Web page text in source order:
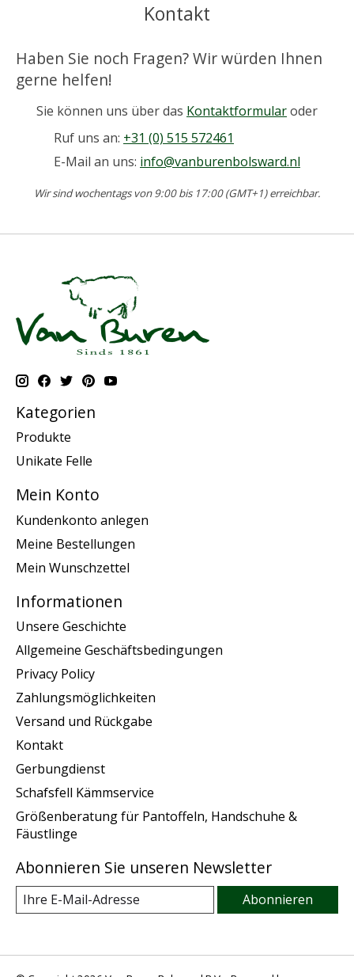
Kontakt
Haben Sie noch Fragen? Wir würden Ihnen
gerne helfen!
Sie können uns über das Kontaktformularoder
Ruf uns an: +31 (0) 515 572461
E-Mail an uns: info@vanburenbolsward.nl
Wir sind wochentags von 9:00 bis 17:00 (GMT+1) erreichbar.
Kategorien
Produkte
Unikate Felle
Mein Konto
Kundenkonto anlegen
Meine Bestellungen
Mein Wunschzettel
Informationen
Unsere Geschichte
Allgemeine Geschäftsbedingungen
Privacy Policy
Zahlungsmöglichkeiten
Versand und Rückgabe
Kontakt
Gerbungdienst
Schafsfell Kämmservice
Größenberatung für Pantoffeln, Handschuhe &
Fäustlinge
Abonnieren Sie unseren Newsletter
Abonnieren